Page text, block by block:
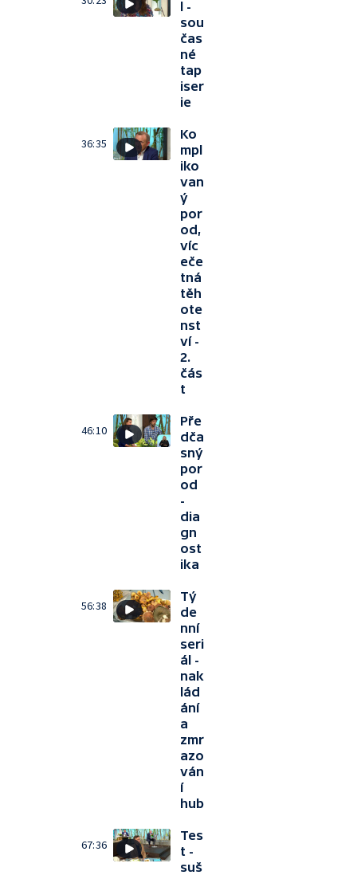
l -
sou
čas
né
tap
iser
ie
36:35
Ko
mpl
iko
van
ý
por
od,
víc
eče
tná
těh
ote
nst
ví -
2.
čás
t
46:10
Pře
dča
sný
por
od
-
dia
gn
ost
ika
56:38
Tý
de
nní
seri
ál -
nak
lád
ání
a
zmr
azo
ván
í
hub
67:36
Tes
t -
suš